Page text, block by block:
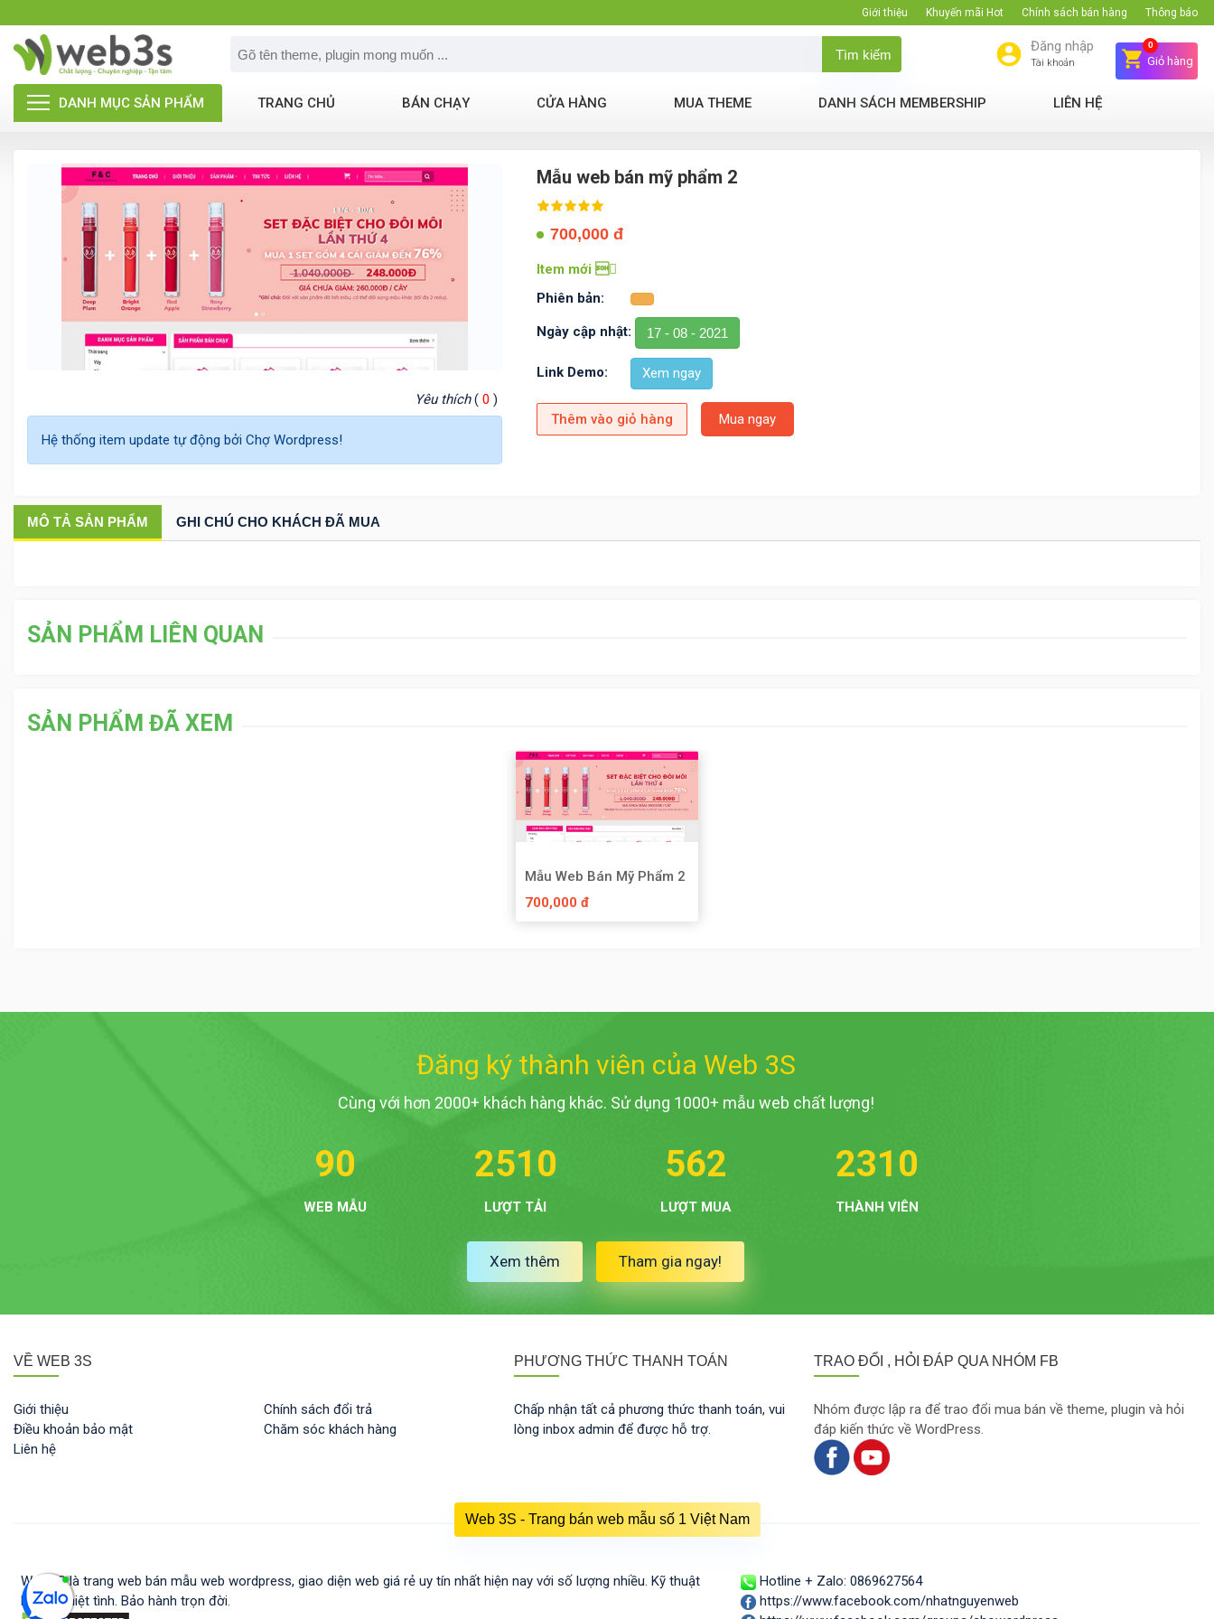
Giới thiệu Khuyến mãi Hot Chính sách bán hàng Thông báo
Tìm kiếm
Đăng nhập
Tài khoản Giỏ hàng
0
DANH MỤC SẢN PHẨM TRANG CHỦ BÁN CHẠY CỬA HÀNG MUA THEME DANH SÁCH MEMBERSHIP LIÊN HỆ
Yêu thích(0 )
Hệ thống item update tự động bởi Chợ Wordpress!
Mẫu web bán mỹ phẩm 2
700,000 đ
Item mới 
Phiên bản:
Ngày cập nhật: 17 - 08 - 2021
Link Demo: Xem ngay
Thêm vào giỏ hàng Mua ngay
MÔ TẢ SẢN PHẨM GHI CHÚ CHO KHÁCH ĐÃ MUA
SẢN PHẨM LIÊN QUAN
SẢN PHẨM ĐÃ XEM
Mẫu Web Bán Mỹ Phẩm 2
700,000 đ
Đăng ký thành viên của Web 3S
Cùng với hơn 2000+ khách hàng khác. Sử dụng 1000+ mẫu web chất lượng!
90
WEB MẪU
2510
LƯỢT TẢI
562
LƯỢT MUA
2310
THÀNH VIÊN
Xem thêm Tham gia ngay!
VỀ WEB 3S
Giới thiệu
Điều khoản bảo mật
Liên hệ
Chính sách đổi trả
Chăm sóc khách hàng
PHƯƠNG THỨC THANH TOÁN
Chấp nhận tất cả phương thức thanh toán, vui
lòng inbox admin để được hỗ trợ.
TRAO ĐỔI , HỎI ĐÁP QUA NHÓM FB
Nhóm được lập ra để trao đổi mua bán về theme, plugin và hỏi
đáp kiến thức về WordPress.
Web 3S - Trang bán web mẫu số 1 Việt Nam
Web 3S là trang web bán mẫu web wordpress, giao diện web giá rẻ uy tín nhất hiện nay với số lượng nhiều. Kỹ thuật
hỗ trợ nhiệt tình. Bảo hành trọn đời.
Hotline + Zalo: 0869627564
https://www.facebook.com/nhatnguyenweb